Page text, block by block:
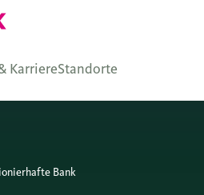
KarriereStandorte
Bank